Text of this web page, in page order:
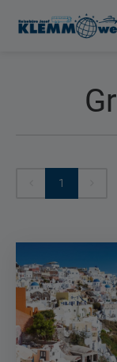
1